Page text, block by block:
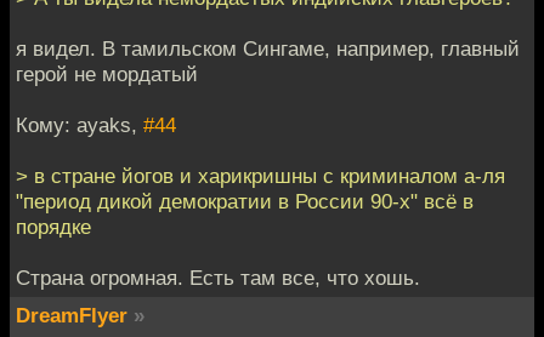
я видел. В тамильском Сингаме, например, главный
герой не мордатый
Кому: ayaks, #44
> в стране йогов и харикришны с криминалом а-ля
"период дикой демократии в России 90-х" всё в
порядке
Страна огромная. Есть там все, что хошь.
DreamFlyer »